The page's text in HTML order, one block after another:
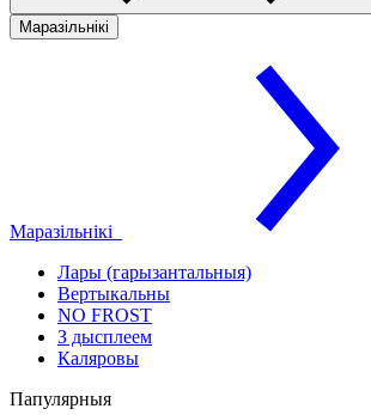
Маразільнікі
Маразільнікі
Лары (гарызантальныя)
Вертыкальны
NO FROST
З дысплеем
Каляровы
Папулярныя